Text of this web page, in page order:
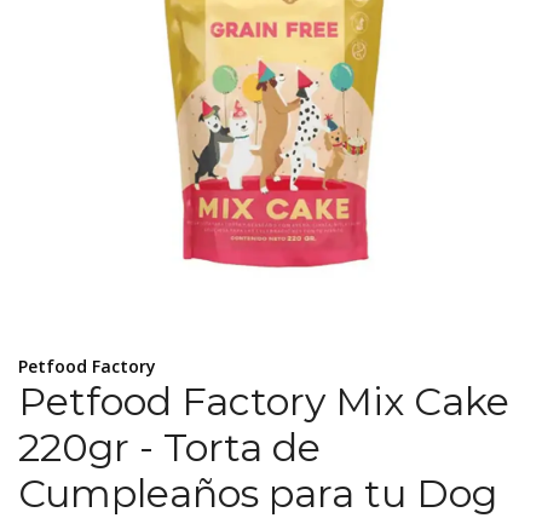
Petfood Factory
Petfood Factory Mix Cake
220gr - Torta de
Cumpleaños para tu Dog